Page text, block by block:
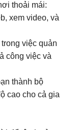
thoải mái:
xem video, và
việc quản
công việc và
thành bộ
cao cho cả gia